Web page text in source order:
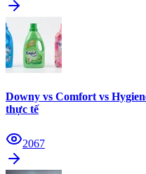
Downy vs Comfort vs
thực tế
2067